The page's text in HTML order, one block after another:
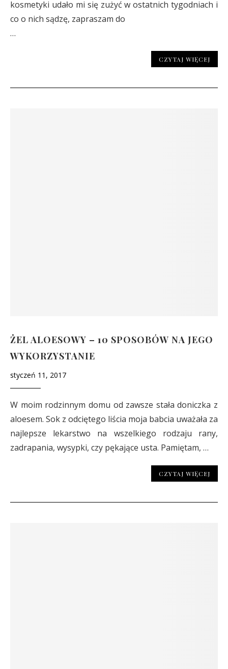
kosmetyki udało mi się zużyć w ostatnich tygodniach i
co o nich sądzę, zapraszam do
…
CZYTAJ WIĘCEJ
ŻEL ALOESOWY – 10 SPOSOBÓW NA JEGO
WYKORZYSTANIE
styczeń 11, 2017
W moim rodzinnym domu od zawsze stała doniczka z
aloesem. Sok z odciętego liścia moja babcia uważała za
najlepsze lekarstwo na wszelkiego rodzaju rany,
zadrapania, wysypki, czy pękające usta. Pamiętam, …
CZYTAJ WIĘCEJ